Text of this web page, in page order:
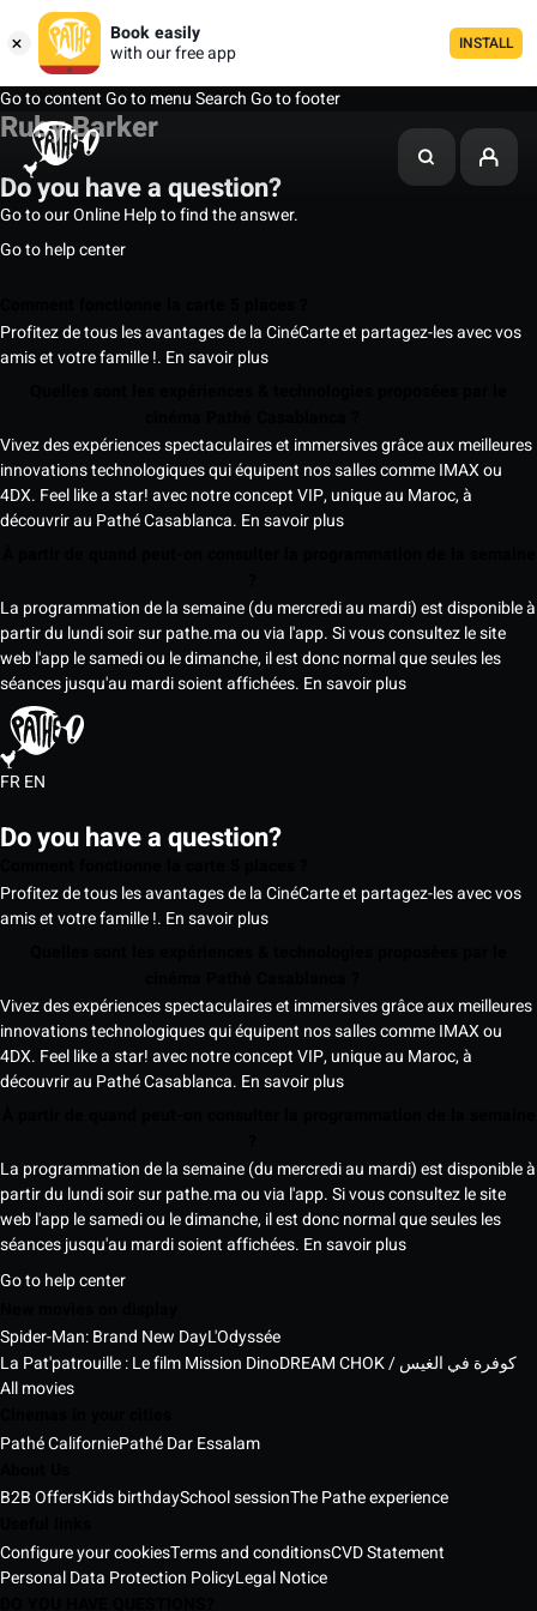
Book easily
with our free app
INSTALL
Go to contentGo to menuSearchGo to footer
Ruby Barker
Do you have a question?
Go to our Online Help to find the answer.
Go to help center
Profitez de tous les avantages de la CinéCarte et partagez-les avec vos
amis et votre famille !. En savoir plus
Vivez des expériences spectaculaires et immersives grâce aux meilleures
innovations technologiques qui équipent nos salles comme IMAX ou
4DX. Feel like a star! avec notre concept VIP, unique au Maroc, à
découvrir au Pathé Casablanca. En savoir plus
La programmation de la semaine (du mercredi au mardi) est disponible à
partir du lundi soir sur pathe.ma ou via l'app. Si vous consultez le site
web l'app le samedi ou le dimanche, il est donc normal que seules les
séances jusqu'au mardi soient affichées. En savoir plus
FREN
Do you have a question?
Profitez de tous les avantages de la CinéCarte et partagez-les avec vos
amis et votre famille !. En savoir plus
Vivez des expériences spectaculaires et immersives grâce aux meilleures
innovations technologiques qui équipent nos salles comme IMAX ou
4DX. Feel like a star! avec notre concept VIP, unique au Maroc, à
découvrir au Pathé Casablanca. En savoir plus
La programmation de la semaine (du mercredi au mardi) est disponible à
partir du lundi soir sur pathe.ma ou via l'app. Si vous consultez le site
web l'app le samedi ou le dimanche, il est donc normal que seules les
séances jusqu'au mardi soient affichées. En savoir plus
Go to help center
Spider-Man: Brand New DayL'Odyssée
La Pat'patrouille : Le film Mission Dino
DREAM CHOK / كوفرة في الغيس
All movies
Pathé CaliforniePathé Dar Essalam
B2B OffersKids birthdaySchool sessionThe Pathe experience
Configure your cookiesTerms and conditionsCVD Statement
Personal Data Protection PolicyLegal Notice